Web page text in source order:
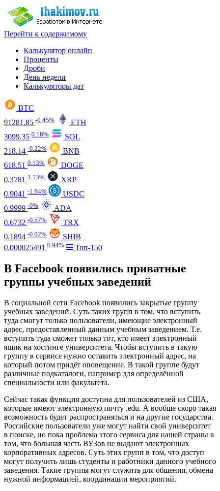
Перейти к содержимому
Калькулятор онлайн
Проценты
Дроби
День недели
Калькуляторы дат
BTC
91281.85 -0.45%
ETH
3099.35 0.18%
SOL
218.14 -0.22%
BNB
618.51 0.13%
DOGE
0.3781 1.13%
XRP
0.9041 -1.94%
USDC
0.9999 -0%
ADA
0.6732 -0.57%
TRX
0.1894 -0.02%
SHIB
0.000025491 0.94% Топ-150
В Facebook появились приватные
группы учебных заведений
В социальной сети Facebook появились закрытые группу
учебных заведений. Суть таких групп в том, что вступить
туда смогут только пользователи, имеющие электронный
адрес, предоставленный данным учебным заведением. Т.е.
вступить туда сможет только тот, кто имеет электронный
ящик на хостинге университета. Чтобы вступить в такую
группу в сервисе нужно оставить электронный адрес, на
который потом придёт оповещение. В такой группе будут
различные подкаталоги, например для определённой
специальности или факультета.
Сейчас такая функция доступна для пользователей из США,
которые имеют электронную почту .edu. А вообще скоро такая
возможность будет распространяться и на другие государства.
Российские пользователи уже могут найти свой университет
в поиске, но пока проблема этого сервиса для нашей страны в
том, что большая часть ВУЗов не выдают электронных
корпоративных адресов. Суть этих групп в том, что доступ
могут получить лишь студенты и работники данного учебного
заведения. Такие группы могут служить для общения, обмена
нужной информацией, координации мероприятий.